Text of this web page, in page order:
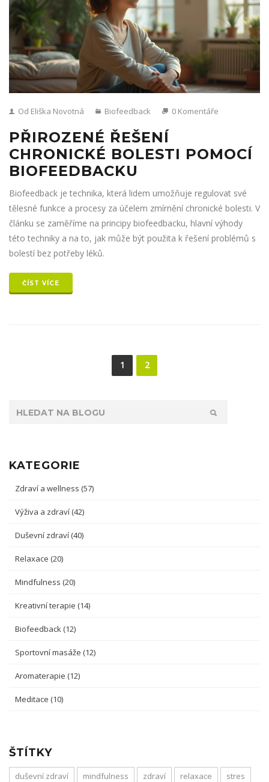
Od Eliška Novotná Biofeedback 0 Komentáře
PŘIROZENÉ ŘEŠENÍ
CHRONICKÉ BOLESTI POMOCÍ
BIOFEEDBACKU
Biofeedback je technika, která lidem umožňuje regulovat své
tělesné funkce a procesy za účelem zmírnění chronické bolesti. V
článku se zaměříme na principy biofeedbacku, hlavní výhody
této techniky a na to, jak může být použita k řešení problémů s
bolestí bez potřeby léků.
ČÍST VÍCE
1 2
KATEGORIE
Zdraví a wellness (57)
Výživa a zdraví (42)
Duševní zdraví (40)
Relaxace (20)
Mindfulness (20)
Kreativní terapie (14)
Biofeedback (12)
Sportovní masáže (12)
Aromaterapie (12)
Meditace (10)
ŠTÍTKY
duševní zdraví mindfulness zdraví relaxace
stres